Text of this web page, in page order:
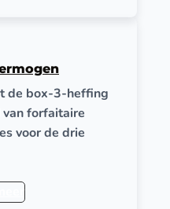
de box-3-heffing
van forfaitaire
voor de drie